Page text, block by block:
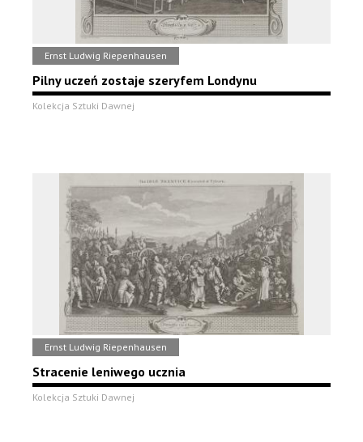
Ernst Ludwig Riepenhausen
Pilny uczeń zostaje szeryfem Londynu
Kolekcja Sztuki Dawnej
Ernst Ludwig Riepenhausen
Stracenie leniwego ucznia
Kolekcja Sztuki Dawnej